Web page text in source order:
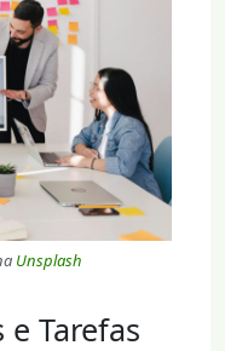
Unsplash
Tarefas